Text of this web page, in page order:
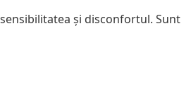
și disconfortul. Sunt